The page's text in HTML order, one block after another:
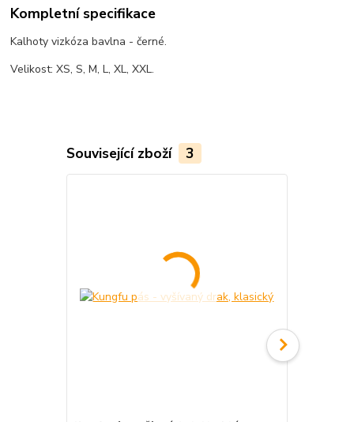
Kompletní specifikace
Kalhoty vizkóza bavlna - černé.
Velikost: XS, S, M, L, XL, XXL.
Související zboží 3